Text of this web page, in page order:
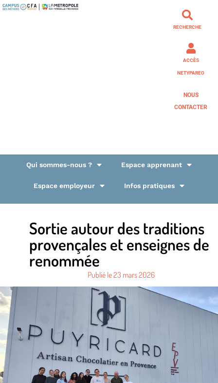
RECHERCHE
ACCÈS
NETYPAREO
NOUS
CONTACTER
Qui sommes-nous ? Espace apprenant
Espace employeur Infos pratiques
Sortie autour des traditions
provençales et enseignes de
renommée
Publié le23 mars 2026